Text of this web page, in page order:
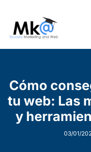
Cómo
tu web: Las
y
03/01/